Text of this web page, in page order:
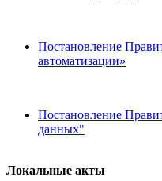
Постановление
автоматизации»
Постановление
данных"
Локальные акты